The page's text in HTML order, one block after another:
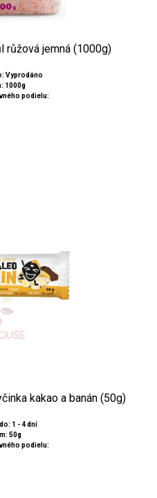
růžová jemná (1000g)
Vyprodáno
1000g
podielu:
kakao a banán (50g)
1 - 4 dní
50g
podielu: